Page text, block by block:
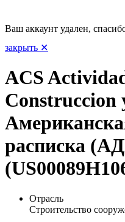
Ваш аккаунт удален,
закрыть ✕
ACS
Construccion
расписка
Отрасль
Строительство